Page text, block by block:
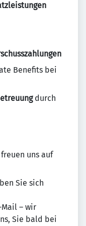
Benefits bei
durch
uns auf
Sie sich
Mail – wir
Sie bald bei